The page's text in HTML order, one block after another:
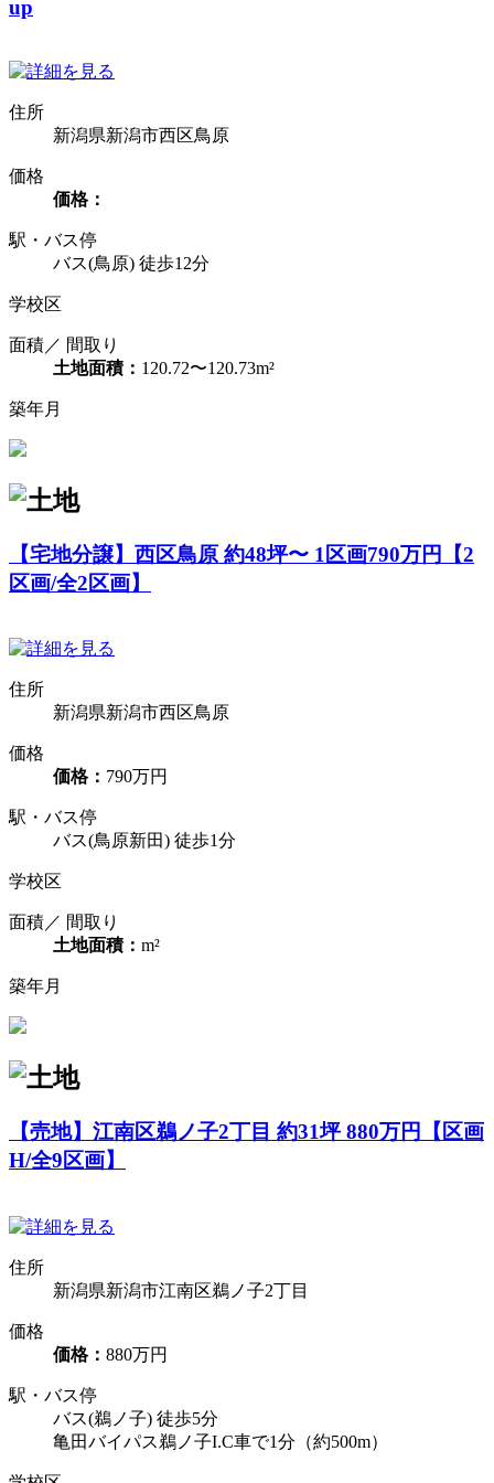
up
住所
新潟県新潟市西区鳥原
価格
価格：
駅・バス停
バス(鳥原) 徒歩12分
学校区
面積／ 間取り
土地面積： 120.72〜120.73m²
築年月
【宅地分譲】西区鳥原 約48坪〜 1区画790万円【2
区画/全2区画】
住所
新潟県新潟市西区鳥原
価格
価格： 790万円
駅・バス停
バス(鳥原新田) 徒歩1分
学校区
面積／ 間取り
土地面積： m²
築年月
【売地】江南区鵜ノ子2丁目 約31坪 880万円【区画
H/全9区画】
住所
新潟県新潟市江南区鵜ノ子2丁目
価格
価格： 880万円
駅・バス停
バス(鵜ノ子) 徒歩5分
亀田バイパス鵜ノ子I.C車で1分（約500m）